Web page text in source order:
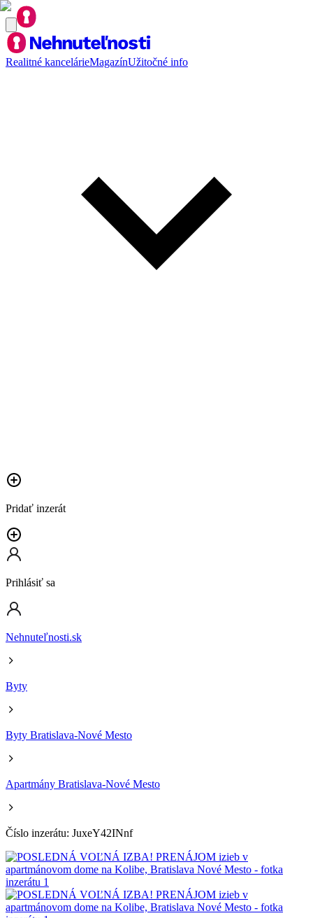
Realitné kancelárieMagazínUžitočné info
Pridať inzerát
Prihlásiť sa
Nehnuteľnosti.sk
Byty
Byty Bratislava-Nové Mesto
Apartmány Bratislava-Nové Mesto
Číslo inzerátu: JuxeY42INnf